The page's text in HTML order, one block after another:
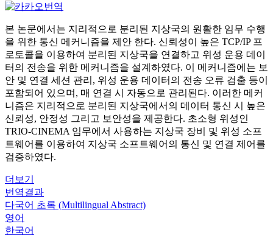
본 논문에서는 지리적으로 분리된 지상국의 원활한 임무 수행
을 위한 통신 메커니즘을 제안 한다. 신뢰성이 높은 TCP/IP 프
로토콜을 이용하여 분리된 지상국을 연결하고 위성 운용 데이
터의 전송을 위한 메커니즘을 설계하였다. 이 메커니즘에는 보
안 및 연결 세션 관리, 위성 운용 데이터의 전송 오류 검출 등이
포함되어 있으며, 매 연결 시 자동으로 관리된다. 이러한 메커
니즘은 지리적으로 분리된 지상국에서의 데이터 통신 시 높은
신뢰성, 안정성 그리고 보안성을 제공한다. 초소형 위성인
TRIO-CINEMA 임무에서 사용하는 지상국 장비 및 위성 소프
트웨어를 이용하여 지상국 소프트웨어의 통신 및 연결 제어를
검증하였다.
더보기
번역결과
다국어 초록 (Multilingual Abstract)
영어
한국어